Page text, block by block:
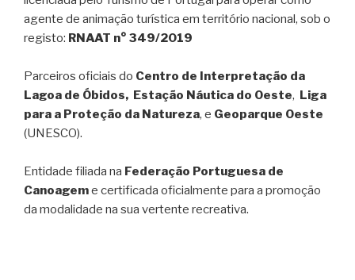
agente de animação turística em território nacional, sob o
registo: RNAAT n° 349/2019
Parceiros oficiais do Centro de Interpretação da
Lagoa de Óbidos, Estação Náutica do Oeste, Liga
para a Proteção da Natureza, e Geoparque Oeste
(UNESCO).
Entidade filiada na Federação Portuguesa de
Canoageme certificada oficialmente para a promoção
da modalidade na sua vertente recreativa.